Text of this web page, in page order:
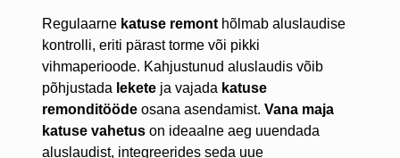
Regulaarne katuse remonthõlmab aluslaudise
kontrolli, eriti pärast torme või pikki
vihmaperioode. Kahjustunud aluslaudis võib
põhjustada leketeja vajada katuse
remonditöödeosana asendamist. Vana maja
katuse vahetuson ideaalne aeg uuendada
aluslaudist, integreerides seda uue